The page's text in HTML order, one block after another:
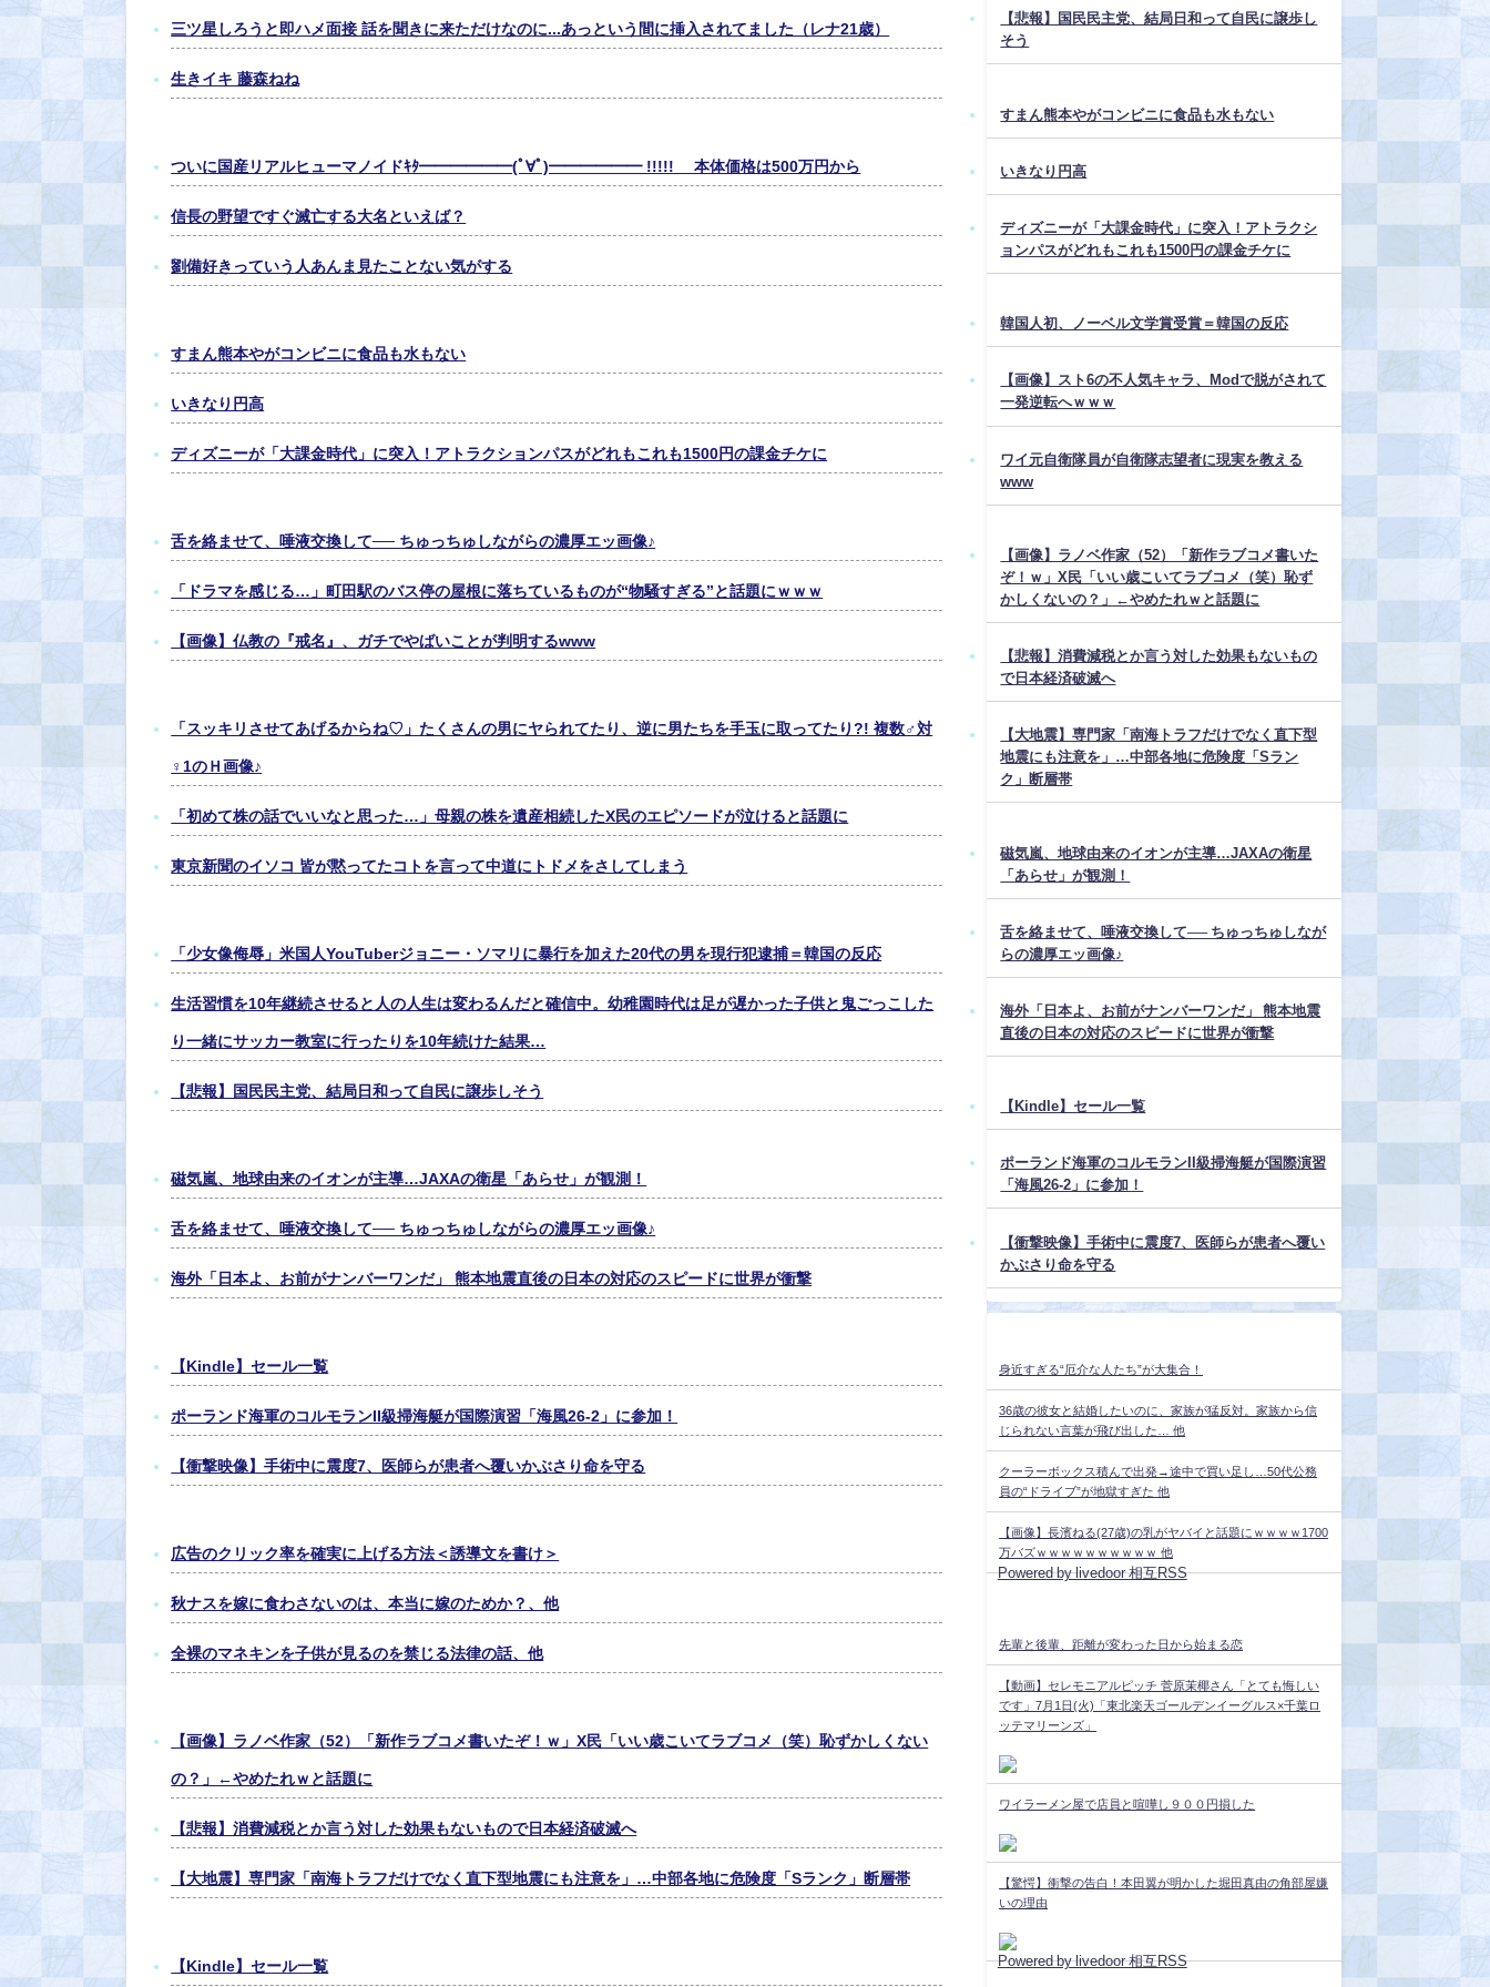
三ツ星しろうと即ハメ面接 話を聞きに来ただけなのに...あっという間に挿入されてました（レナ21歳）
生きイキ 藤森ねね
ついに国産リアルヒューマノイドｷﾀ━━━━━━(ﾟ∀ﾟ)━━━━━━ !!!!! 本体価格は500万円から
信長の野望ですぐ滅亡する大名といえば？
劉備好きっていう人あんま見たことない気がする
すまん熊本やがコンビニに食品も水もない
いきなり円高
ディズニーが「大課金時代」に突入！アトラクションパスがどれもこれも1500円の課金チケに
舌を絡ませて、唾液交換して── ちゅっちゅしながらの濃厚エッ画像♪
「ドラマを感じる…」町田駅のバス停の屋根に落ちているものが“物騒すぎる”と話題にｗｗｗ
【画像】仏教の『戒名』、ガチでやばいことが判明するwww
「スッキリさせてあげるからね♡」たくさんの男にヤられてたり、逆に男たちを手玉に取ってたり?! 複数♂対
♀1のＨ画像♪
「初めて株の話でいいなと思った…」母親の株を遺産相続したX民のエピソードが泣けると話題に
東京新聞のイソコ 皆が黙ってたコトを言って中道にトドメをさしてしまう
「少女像侮辱」米国人YouTuberジョニー・ソマリに暴行を加えた20代の男を現行犯逮捕＝韓国の反応
生活習慣を10年継続させると人の人生は変わるんだと確信中。幼稚園時代は足が遅かった子供と鬼ごっこした
り一緒にサッカー教室に行ったりを10年続けた結果…
【悲報】国民民主党、結局日和って自民に譲歩しそう
磁気嵐、地球由来のイオンが主導…JAXAの衛星「あらせ」が観測！
舌を絡ませて、唾液交換して── ちゅっちゅしながらの濃厚エッ画像♪
海外「日本よ、お前がナンバーワンだ」 熊本地震直後の日本の対応のスピードに世界が衝撃
【Kindle】セール一覧
ポーランド海軍のコルモランII級掃海艇が国際演習「海風26-2」に参加！
【衝撃映像】手術中に震度7、医師らが患者へ覆いかぶさり命を守る
広告のクリック率を確実に上げる方法＜誘導文を書け＞
秋ナスを嫁に食わさないのは、本当に嫁のためか？、他
全裸のマネキンを子供が見るのを禁じる法律の話、他
【画像】ラノベ作家（52）「新作ラブコメ書いたぞ！ｗ」X民「いい歳こいてラブコメ（笑）恥ずかしくない
の？」←やめたれｗと話題に
【悲報】消費減税とか言う対した効果もないもので日本経済破滅へ
【大地震】専門家「南海トラフだけでなく直下型地震にも注意を」…中部各地に危険度「Sランク」断層帯
【Kindle】セール一覧
【悲報】国民民主党、結局日和って自民に譲歩し
そう
すまん熊本やがコンビニに食品も水もない
いきなり円高
ディズニーが「大課金時代」に突入！アトラクシ
ョンパスがどれもこれも1500円の課金チケに
韓国人初、ノーベル文学賞受賞＝韓国の反応
【画像】スト6の不人気キャラ、Modで脱がされて
一発逆転へｗｗｗ
ワイ元自衛隊員が自衛隊志望者に現実を教える
www
【画像】ラノベ作家（52）「新作ラブコメ書いた
ぞ！ｗ」X民「いい歳こいてラブコメ（笑）恥ず
かしくないの？」←やめたれｗと話題に
【悲報】消費減税とか言う対した効果もないもの
で日本経済破滅へ
【大地震】専門家「南海トラフだけでなく直下型
地震にも注意を」…中部各地に危険度「Sラン
ク」断層帯
磁気嵐、地球由来のイオンが主導…JAXAの衛星
「あらせ」が観測！
舌を絡ませて、唾液交換して── ちゅっちゅしなが
らの濃厚エッ画像♪
海外「日本よ、お前がナンバーワンだ」 熊本地震
直後の日本の対応のスピードに世界が衝撃
【Kindle】セール一覧
ポーランド海軍のコルモランII級掃海艇が国際演習
「海風26-2」に参加！
【衝撃映像】手術中に震度7、医師らが患者へ覆い
かぶさり命を守る
身近すぎる“厄介な人たち”が大集合！
36歳の彼女と結婚したいのに、家族が猛反対。家族から信
じられない言葉が飛び出した… 他
クーラーボックス積んで出発→途中で買い足し…50代公務
員の“ドライブ”が地獄すぎた 他
【画像】長濱ねる(27歳)の乳がヤバイと話題にｗｗｗｗ1700
万バズｗｗｗｗｗｗｗｗｗｗ 他
Powered by livedoor 相互RSS
先輩と後輩、距離が変わった日から始まる恋
【動画】セレモニアルピッチ 菅原茉椰さん「とても悔しい
です」7月1日(火)「東北楽天ゴールデンイーグルス×千葉ロ
ッテマリーンズ」
ワイラーメン屋で店員と喧嘩し９００円損した
【驚愕】衝撃の告白！本田翼が明かした堀田真由の角部屋嫌
いの理由
Powered by livedoor 相互RSS